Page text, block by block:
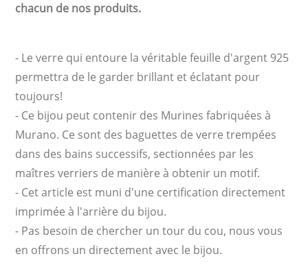
chacun de nos produits.
- Le verre qui entoure la véritable feuille d'argent 925
permettra de le garder brillant et éclatant pour
toujours!
- Ce bijou peut contenir des Murines fabriquées à
Murano. Ce sont des baguettes de verre trempées
dans des bains successifs, sectionnées par les
maîtres verriers de manière à obtenir un motif.
- Cet article est muni d'une certification directement
imprimée à l'arrière du bijou.
- Pas besoin de chercher un tour du cou, nous vous
en offrons un directement avec le bijou.